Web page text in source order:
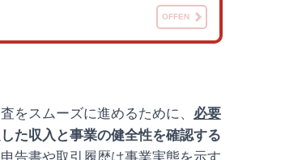
OFFEN
をスムーズに進めるために、 必要
た収入と事業の健全性を確認する
告書や取引履歴は事業実態を示す